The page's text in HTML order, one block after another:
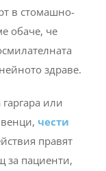
в стомашно-
обаче, че
здраве.
или
чести
правят
за пациенти,